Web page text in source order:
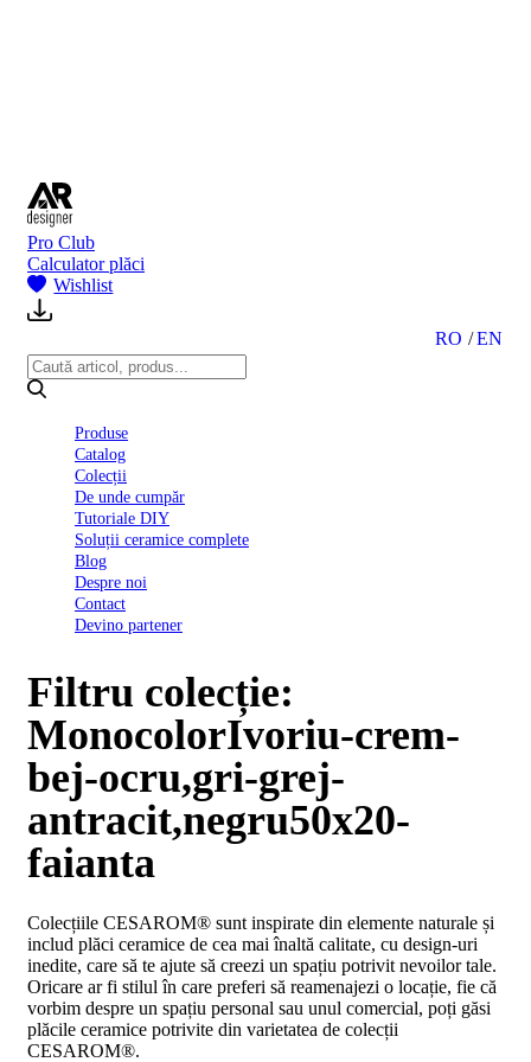
Pro Club
Calculator plăci
Wishlist
RO EN
Produse
Catalog
Colecții
De unde cumpăr
Tutoriale DIY
Soluții ceramice complete
Blog
Despre noi
Contact
Devino partener
performanță
nr.
D01
BIII
2022
Politica
confidentialitate
octombrie
2023
Ceramice
Complete
Declarația
conformitate
Declarația
D03
BIII
2022
Declaratia
de
performanta
BI
2023
Declaratia
D01
BI
UGL
2020
Declaratia
de
Filtru colecție:
MonocolorIvoriu-crem-
bej-ocru,gri-grej-
antracit,negru50x20-
faianta
Colecțiile CESAROM® sunt inspirate din elemente naturale și
includ plăci ceramice de cea mai înaltă calitate, cu design-uri
inedite, care să te ajute să creezi un spațiu potrivit nevoilor tale.
Oricare ar fi stilul în care preferi să reamenajezi o locație, fie că
vorbim despre un spațiu personal sau unul comercial, poți găsi
plăcile ceramice potrivite din varietatea de colecții
CESAROM®.